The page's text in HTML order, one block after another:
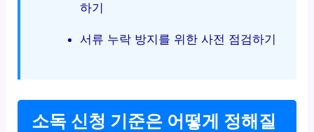
하기
서류 누락 방지를 위한 사전 점검하기
소독 신청 기준은 어떻게 정해질